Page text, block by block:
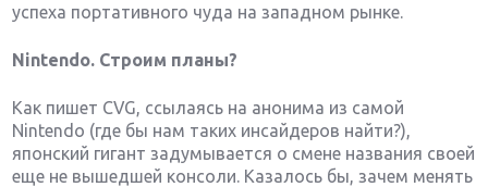
успеха портативного чуда на западном рынке.
Nintendo. Строим планы?
Как пишет CVG, ссылаясь на анонима из самой
Nintendo (где бы нам таких инсайдеров найти?),
японский гигант задумывается о смене названия своей
еще не вышедшей консоли. Казалось бы, зачем менять